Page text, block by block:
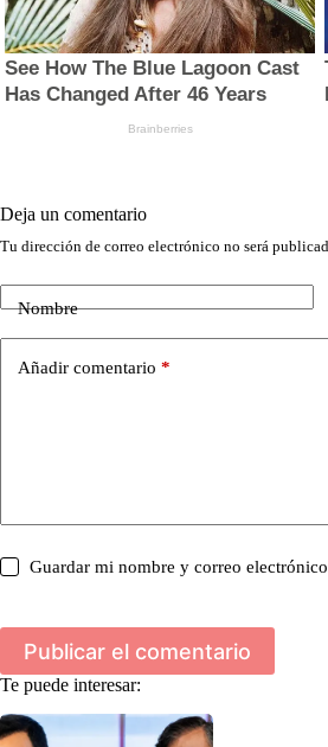
Deja un comentario
Tu dirección de correo electrónico no será
Nombre
Añadir comentario *
Guardar mi nombre y correo
Publicar el comentario
Te puede interesar: